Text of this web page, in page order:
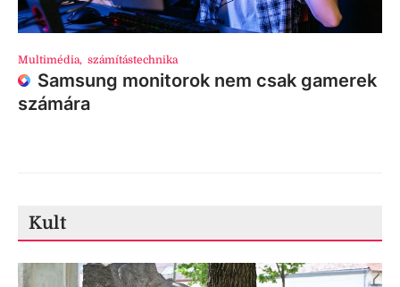
Multimédia, számítástechnika
Samsung monitorok nem csak gamerek
számára
Kult